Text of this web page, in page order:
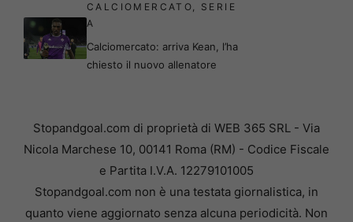
CALCIOMERCATO, SERIE
A
Calciomercato: arriva Kean, l’ha
chiesto il nuovo allenatore
Stopandgoal.com di proprietà di WEB 365 SRL - Via
Nicola Marchese 10, 00141 Roma (RM) - Codice Fiscale
e Partita I.V.A. 12279101005
Stopandgoal.com non è una testata giornalistica, in
quanto viene aggiornato senza alcuna periodicità. Non